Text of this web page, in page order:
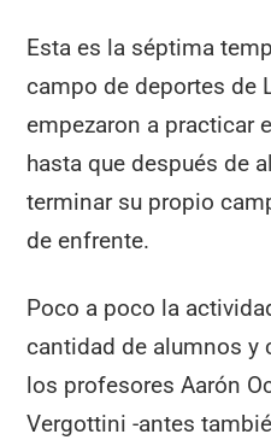
Esta es la séptima
campo de deportes de
empezaron a practicar
hasta que después de
terminar su propio
de enfrente.
Poco a poco la
cantidad de alumnos y
los profesores Aarón
Vergottini -antes